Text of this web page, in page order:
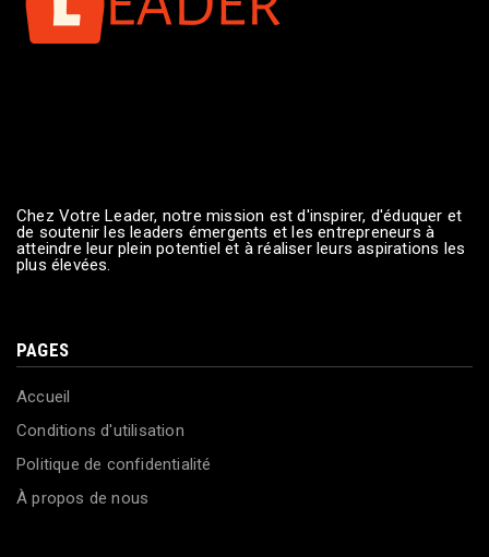
Chez Votre Leader, notre mission est d'inspirer, d'éduquer et
de soutenir les leaders émergents et les entrepreneurs à
atteindre leur plein potentiel et à réaliser leurs aspirations les
plus élevées.
PAGES
Accueil
Conditions d'utilisation
Politique de confidentialité
À propos de nous